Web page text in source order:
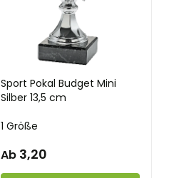
Sport Pokal Budget Mini
Silber 13,5 cm
1 Größe
Ab 3,20